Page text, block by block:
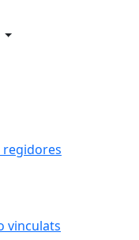
vinculats